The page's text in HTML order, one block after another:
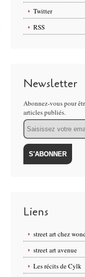
Twitter
RSS
Newsletter
Abonnez-vous pour
articles publiés.
Email
Liens
street art chez
street art avenue
Les récits de Cylk